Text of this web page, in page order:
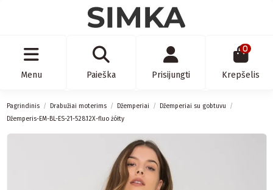
Menu Paieška Prisijungti
0
Krepšelis
Pagrindinis Drabužiai moterims Džemperiai
Džemperiai su gobtuvu
Džemperis-EM-BL-ES-21-528.12X-fluo żółty